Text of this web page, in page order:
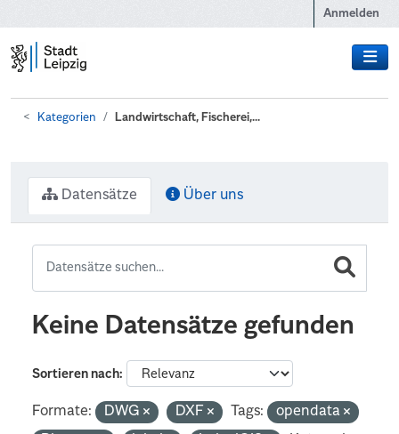
Anmelden
Kategorien Landwirtschaft, Fischerei,...
Datensätze Über uns
Keine Datensätze gefunden
Sortieren nach
Formate: DWG DXF Tags:
opendata